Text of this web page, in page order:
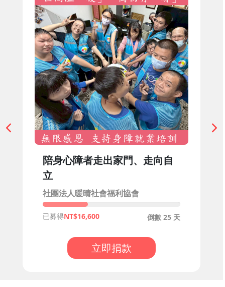
陪身心障者走出家門、走向自
立
社團法人暖晴社會福利協會
倒數 25 天
已募得 16,600
立即捐款